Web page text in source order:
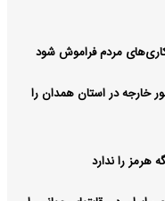
مردم فراموش شود
خارجه در استان همدان را
را ندارد